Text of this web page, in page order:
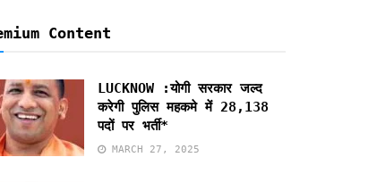
Content
LUCKNOW :योगी सरकार जल्द
करेगी पुलिस महकमे में 28,138
पदों पर भर्ती*
MARCH 27, 2025